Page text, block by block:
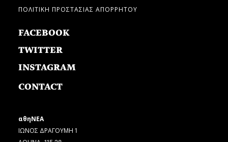
ΠΟΛΙΤΙΚΗ ΠΡΟΣΤΑΣΙΑΣ ΑΠΟΡΡΗΤΟΥ
FACEBOOK
TWITTER
INSTAGRAM
CONTACT
αθηΝΕΑ
ΙΩΝΟΣ ΔΡΑΓΟΥΜΗ 1